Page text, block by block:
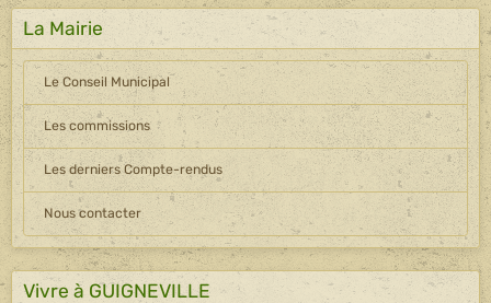
La Mairie
Le Conseil Municipal
Les commissions
Les derniers Compte-rendus
Nous contacter
Vivre à GUIGNEVILLE